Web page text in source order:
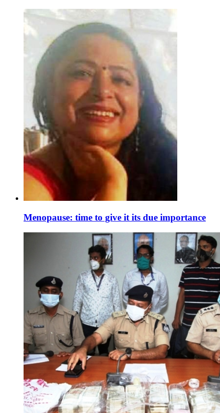
Menopause: time to give it its due importance